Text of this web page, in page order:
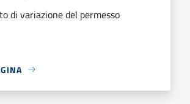
di variazione del permesso